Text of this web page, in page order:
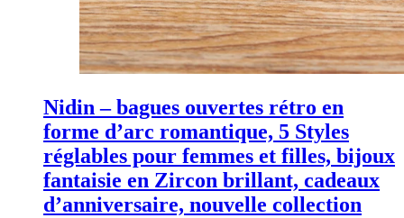
Nidin – bagues ouvertes rétro en
forme d’arc romantique, 5 Styles
réglables pour femmes et filles, bijoux
fantaisie en Zircon brillant, cadeaux
d’anniversaire, nouvelle collection